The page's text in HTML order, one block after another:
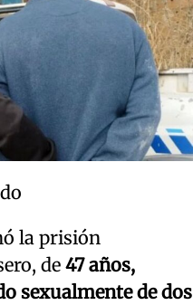
la prisión
de 47 años,
sexualmente de dos